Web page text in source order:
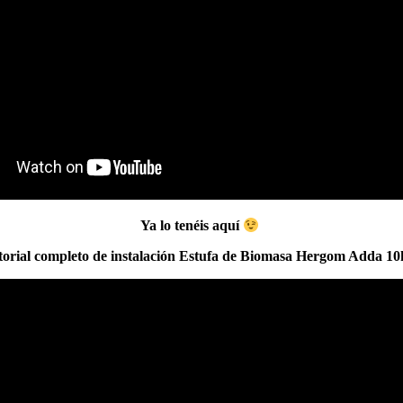
Ya lo tenéis aquí
completo de instalación Estufa de Biomasa Hergom Adda